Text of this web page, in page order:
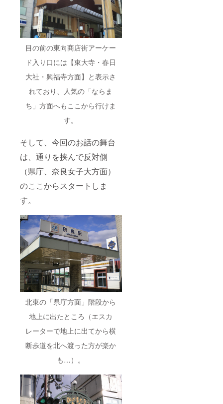
目の前の東向商店街アーケー
ド入り口には【東大寺・春日
大社・興福寺方面】と表示さ
れており、人気の「ならま
ち」方面へもここから行けま
す。
そして、今回のお話の舞台
は、通りを挟んで反対側
（県庁、奈良女子大方面）
のここからスタートしま
す。
北東の「県庁方面」階段から
地上に出たところ（エスカ
レーターで地上に出てから横
断歩道を北へ渡った方が楽か
も…）。